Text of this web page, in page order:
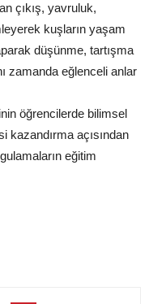
çıkış, yavruluk,
kuşların yaşam
düşünme, tartışma
zamanda eğlenceli anlar
öğrencilerde bilimsel
açısından
eğitim